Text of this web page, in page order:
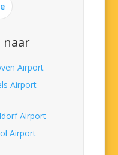
naar
Airport
Airport
Airport
Airport